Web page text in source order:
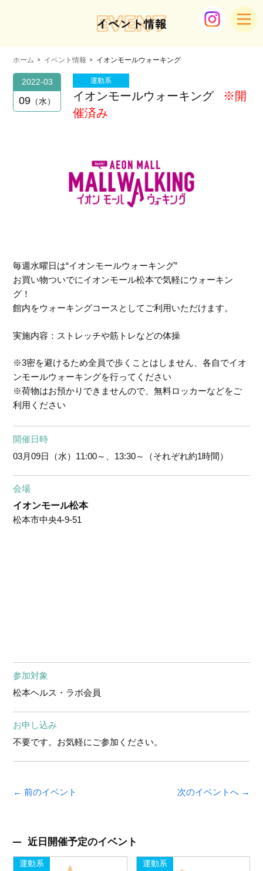
EVENT
イベント情報
ホーム イベント情報 イオンモールウォーキング
2022-03
09 水
運動系
イオンモールウォーキング
※開
催済み
毎週水曜日は“イオンモールウォーキング”
お買い物ついでにイオンモール松本で気軽にウォーキン
グ！
館内をウォーキングコースとしてご利用いただけます。
実施内容：ストレッチや筋トレなどの体操
※3密を避けるため全員で歩くことはしません、各自でイオ
ンモールウォーキングを行ってください
※荷物はお預かりできませんので、無料ロッカーなどをご
利用ください
開催日時
03月09日（水） 11:00～、13:30～（それぞれ約1時間）
会場
イオンモール松本
松本市中央4-9-51
参加対象
松本ヘルス・ラボ会員
お申し込み
不要です。お気軽にご参加ください。
← 前のイベント 次のイベントへ →
近日開催予定のイベント
運動系 運動系